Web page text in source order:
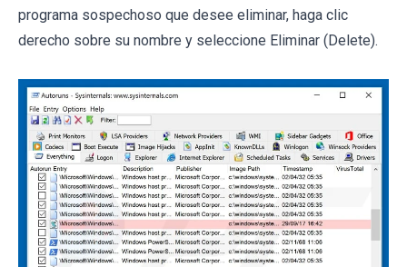
programa sospechoso que desee eliminar, haga clic
derecho sobre su nombre y seleccione Eliminar (Delete).